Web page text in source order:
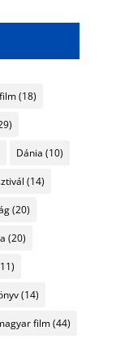
(18)
Dánia (10)
(14)
(20)
(20)
(14)
film(44)